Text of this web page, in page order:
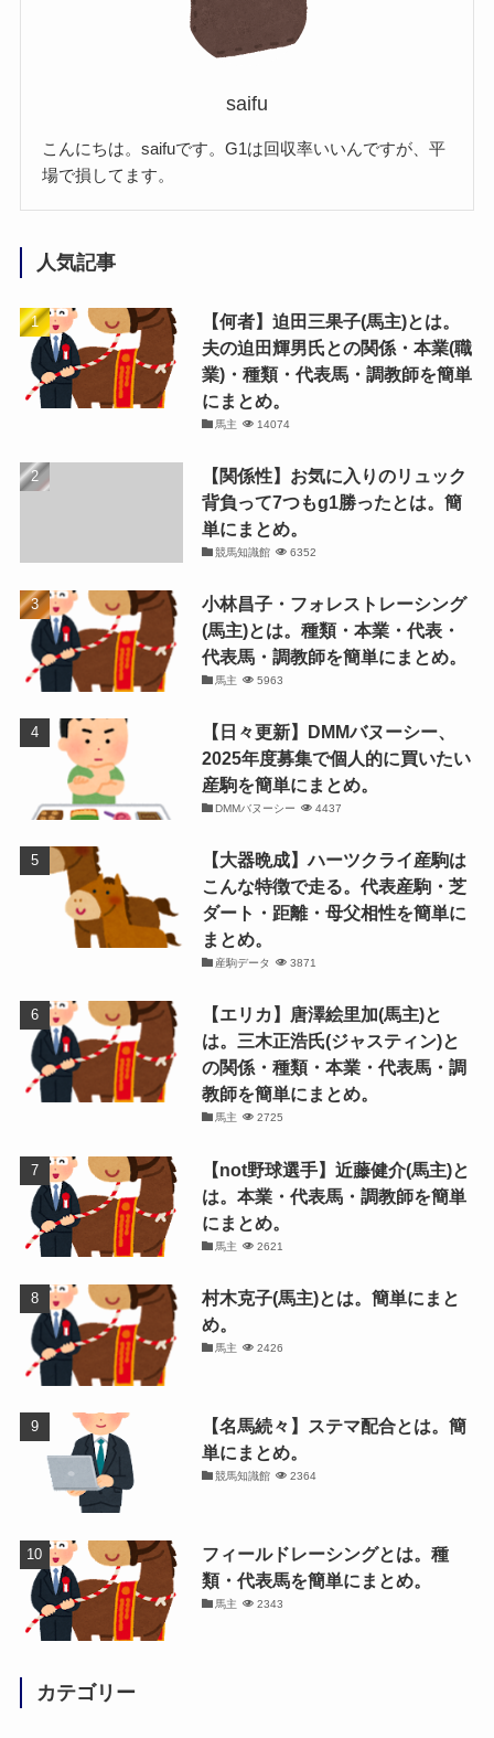
saifu
こんにちは。saifuです。G1は回収率いいんですが、平
場で損してます。
人気記事
【何者】迫田三果子(馬主)とは。
夫の迫田輝男氏との関係・本業(職
業)・種類・代表馬・調教師を簡単
にまとめ。
馬主 14074
【関係性】お気に入りのリュック
背負って7つもg1勝ったとは。簡
単にまとめ。
競馬知識館 6352
小林昌子・フォレストレーシング
(馬主)とは。種類・本業・代表・
代表馬・調教師を簡単にまとめ。
馬主 5963
【日々更新】DMMバヌーシー、
2025年度募集で個人的に買いたい
産駒を簡単にまとめ。
DMMバヌーシー 4437
【大器晩成】ハーツクライ産駒は
こんな特徴で走る。代表産駒・芝
ダート・距離・母父相性を簡単に
まとめ。
産駒データ 3871
【エリカ】唐澤絵里加(馬主)と
は。三木正浩氏(ジャスティン)と
の関係・種類・本業・代表馬・調
教師を簡単にまとめ。
馬主 2725
【not野球選手】近藤健介(馬主)と
は。本業・代表馬・調教師を簡単
にまとめ。
馬主 2621
村木克子(馬主)とは。簡単にまと
め。
馬主 2426
【名馬続々】ステマ配合とは。簡
単にまとめ。
競馬知識館 2364
フィールドレーシングとは。種
類・代表馬を簡単にまとめ。
馬主 2343
カテゴリー